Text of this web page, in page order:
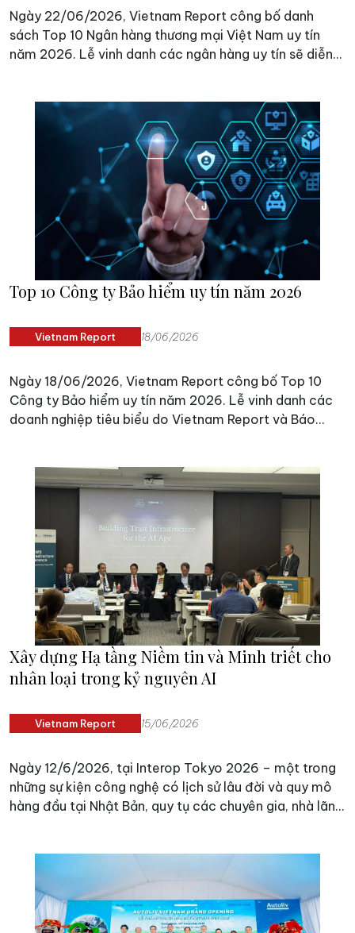
Ngày 22/06/2026, Vietnam Report công bố danh
sách Top 10 Ngân hàng thương mại Việt Nam uy tín
năm 2026. Lễ vinh danh các ngân hàng uy tín sẽ diễn
Top 10 Công ty Bảo hiểm uy tín năm 2026
Vietnam Report 18/06/2026
Ngày 18/06/2026, Vietnam Report công bố Top 10
Công ty Bảo hiểm uy tín năm 2026. Lễ vinh danh các
doanh nghiệp tiêu biểu do Vietnam Report và Báo
Xây dựng Hạ tầng Niềm tin và Minh triết cho
nhân loại trong kỷ nguyên AI
Vietnam Report 15/06/2026
Ngày 12/6/2026, tại Interop Tokyo 2026 – một trong
những sự kiện công nghệ có lịch sử lâu đời và quy mô
hàng đầu tại Nhật Bản, quy tụ các chuyên gia, nhà lãnh
Tokyo (The Tokyo Compact) và AIWS Trust Order, mở
ra một sáng kiến quốc tế hướng tới xây dựng các nền
tảng tin cậy cho sự phát triển của trí tuệ nhân tạo (AI).